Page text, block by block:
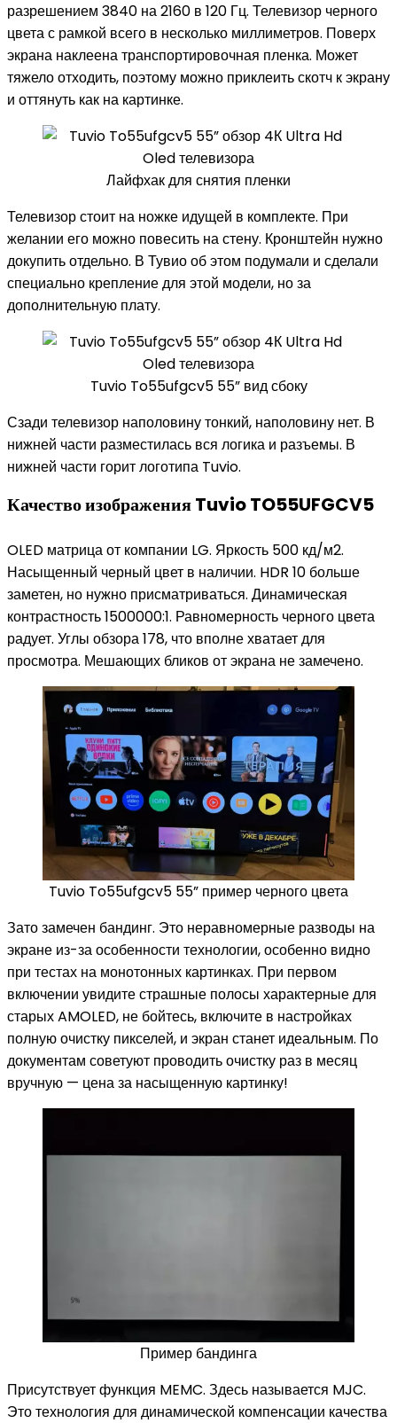
разрешением 3840 на 2160 в 120 Гц. Телевизор черного
цвета с рамкой всего в несколько миллиметров. Поверх
экрана наклеена транспортировочная пленка. Может
тяжело отходить, поэтому можно приклеить скотч к экрану
и оттянуть как на картинке.
Лайфхак для снятия пленки
Телевизор стоит на ножке идущей в комплекте. При
желании его можно повесить на стену. Кронштейн нужно
докупить отдельно. В Тувио об этом подумали и сделали
специально крепление для этой модели, но за
дополнительную плату.
Tuvio To55ufgcv5 55” вид сбоку
Сзади телевизор наполовину тонкий, наполовину нет. В
нижней части разместилась вся логика и разъемы. В
нижней части горит логотипа Tuvio.
Качество изображения Tuvio TO55UFGCV5
OLED матрица от компании LG. Яркость 500 кд/м2.
Насыщенный черный цвет в наличии. HDR 10 больше
заметен, но нужно присматриваться. Динамическая
контрастность 1500000:1. Равномерность черного цвета
радует. Углы обзора 178, что вполне хватает для
просмотра. Мешающих бликов от экрана не замечено.
Tuvio To55ufgcv5 55” пример черного цвета
Зато замечен бандинг. Это неравномерные разводы на
экране из-за особенности технологии, особенно видно
при тестах на монотонных картинках. При первом
включении увидите страшные полосы характерные для
старых AMOLED, не бойтесь, включите в настройках
полную очистку пикселей, и экран станет идеальным. По
документам советуют проводить очистку раз в месяц
вручную — цена за насыщенную картинку!
Пример бандинга
Присутствует функция MEMC. Здесь называется MJC.
Это технология для динамической компенсации качества